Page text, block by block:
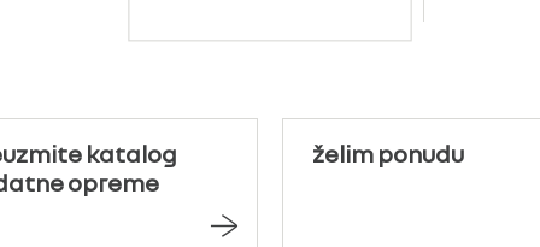
katalog
opreme
želim ponudu